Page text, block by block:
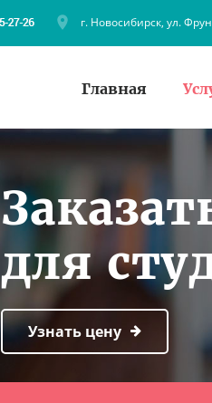
г. Новосибирск, ул.
Главная
для
Узнать цену